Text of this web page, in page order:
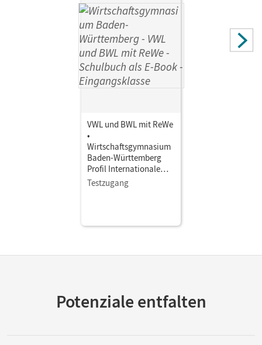
VWL und BWL mit ReWe
•
Wirtschaftsgymnasium
Baden-Württemberg
Profil Internationale
Wirtschaft - Ausgabe
2021 · Eingangsklasse •
Testzugang
Potenziale entfalten